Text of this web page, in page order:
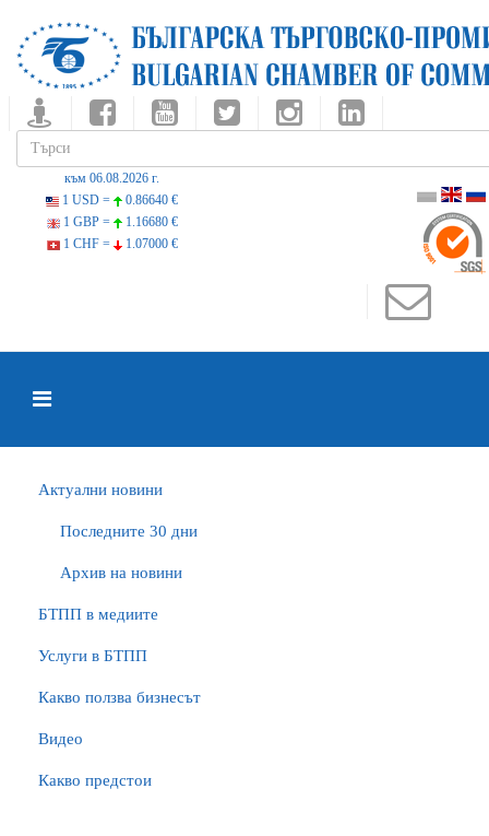
към 06.08.2026 г.
1 USD =
0.86640 €
1 GBP =
1.16680 €
1 CHF =
1.07000 €
Актуални новини
Последните 30 дни
Архив на новини
БTПП в медиите
Услуги в БТПП
Какво ползва бизнесът
Видео
Какво предстои